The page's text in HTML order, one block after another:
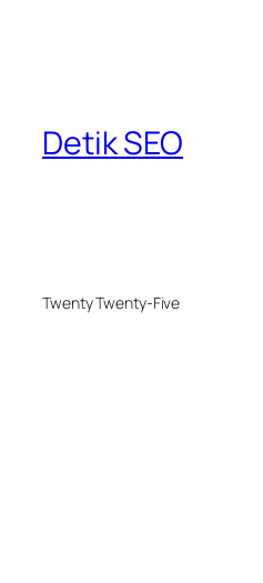
Detik SEO
Twenty Twenty-Five